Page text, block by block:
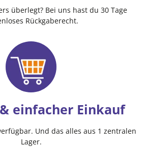
überlegt? Bei uns hast du 30 Tage
Rückgaberecht.
einfacher Einkauf
Und das alles aus 1 zentralen
Lager.